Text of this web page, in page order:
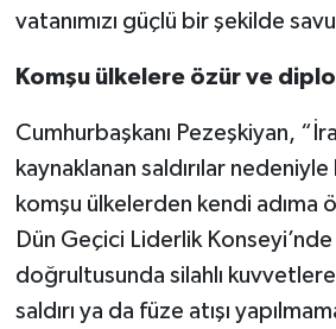
vatanımızı güçlü bir şekilde
Komşu ülkelere özür ve
Cumhurbaşkanı Pezeşkiyan,
kaynaklanan saldırılar nedeniyle
komşu ülkelerden kendi adıma
Dün Geçici Liderlik Konseyi’nde
doğrultusunda silahlı
saldırı ya da füze atışı